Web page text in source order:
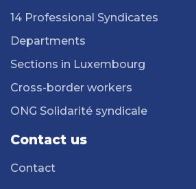
14 Professional Syndicates
Departments
Sections in Luxembourg
Cross-border workers
ONG Solidarité syndicale
Contact us
Contact